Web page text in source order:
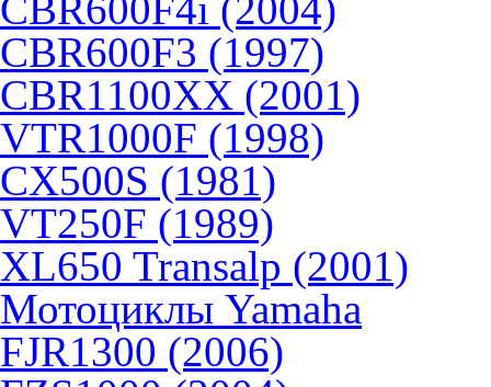
CBR600F3 (1997)
CBR1100XX (2001)
VTR1000F (1998)
CX500S (1981)
VT250F (1989)
XL650 Transalp (2001)
Мотоциклы Yamaha
FJR1300 (2006)